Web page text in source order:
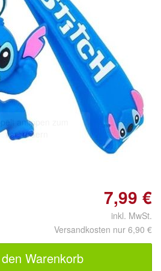
antippen zum
vergrößern
7,99 €
inkl. MwSt.
Versandkosten nur 6,90 €
Warenkorb